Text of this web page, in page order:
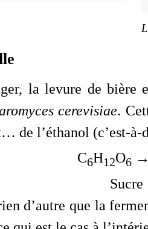
la levure de bière
cerevisiae.
de l’éthanol (c’est-à-
C6H12O6
d’autre que la